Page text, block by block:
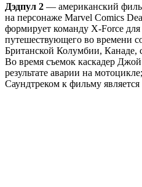
Дэдпул 2 — американский
на персонаже Marvel Comics
формирует команду X-Force
путешествующего во времени
Британской Колумбии, Канаде,
Во время съемок каскадер
результате аварии на
Саундтреком к фильму